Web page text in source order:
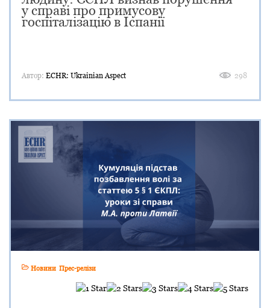
у справі про примусову
госпіталізацію в Іспанії
Автор: ECHR: Ukrainian Aspect 298
Новини Прес-релізи